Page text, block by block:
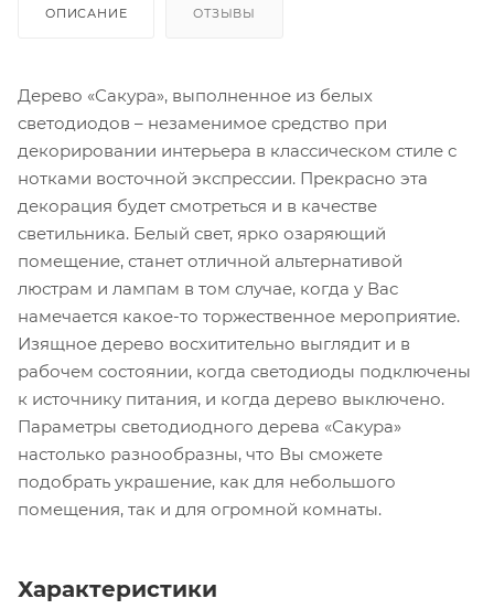
ОПИСАНИЕ ОТЗЫВЫ
Дерево «Сакура», выполненное из белых
светодиодов – незаменимое средство при
декорировании интерьера в классическом стиле с
нотками восточной экспрессии. Прекрасно эта
декорация будет смотреться и в качестве
светильника. Белый свет, ярко озаряющий
помещение, станет отличной альтернативой
люстрам и лампам в том случае, когда у Вас
намечается какое-то торжественное мероприятие.
Изящное дерево восхитительно выглядит и в
рабочем состоянии, когда светодиоды подключены
к источнику питания, и когда дерево выключено.
Параметры светодиодного дерева «Сакура»
настолько разнообразны, что Вы сможете
подобрать украшение, как для небольшого
помещения, так и для огромной комнаты.
Характеристики